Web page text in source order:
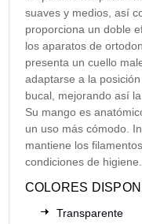
suaves y medios, así
proporciona un doble
los aparatos de
presenta un cuello
adaptarse a la
bucal, mejorando así
Su mango es
un uso más cómodo.
mantiene los
condiciones de higiene.
COLORES
Transparente